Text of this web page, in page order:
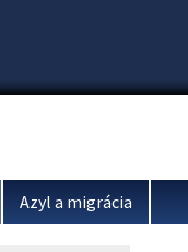
Azyl a migrácia